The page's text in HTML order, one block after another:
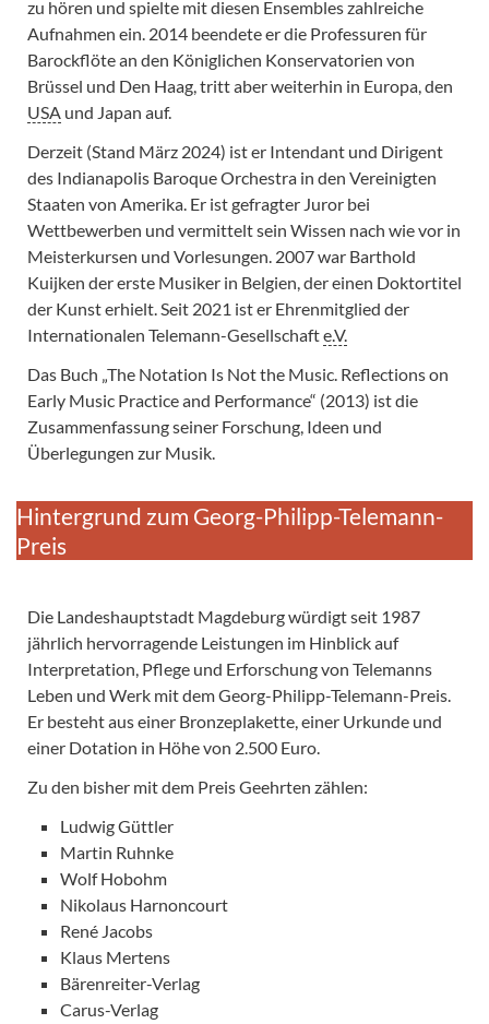
zu hören und spielte mit diesen Ensembles zahlreiche
Aufnahmen ein. 2014 beendete er die Professuren für
Barockflöte an den Königlichen Konservatorien von
Brüssel und Den Haag, tritt aber weiterhin in Europa, den
USA und Japan auf.
Derzeit (Stand März 2024) ist er Intendant und Dirigent
des Indianapolis Baroque Orchestra in den Vereinigten
Staaten von Amerika. Er ist gefragter Juror bei
Wettbewerben und vermittelt sein Wissen nach wie vor in
Meisterkursen und Vorlesungen. 2007 war Barthold
Kuijken der erste Musiker in Belgien, der einen Doktortitel
der Kunst erhielt. Seit 2021 ist er Ehrenmitglied der
Internationalen Telemann-Gesellschafte.V.
Das Buch „The Notation Is Not the Music. Reflections on
Early Music Practice and Performance“ (2013) ist die
Zusammenfassung seiner Forschung, Ideen und
Überlegungen zur Musik.
Hintergrund zum Georg-Philipp-Telemann-
Preis
Die Landeshauptstadt Magdeburg würdigt seit 1987
jährlich hervorragende Leistungen im Hinblick auf
Interpretation, Pflege und Erforschung von Telemanns
Leben und Werk mit dem Georg-Philipp-Telemann-Preis.
Er besteht aus einer Bronzeplakette, einer Urkunde und
einer Dotation in Höhe von 2.500 Euro.
Zu den bisher mit dem Preis Geehrten zählen:
Ludwig Güttler
Martin Ruhnke
Wolf Hobohm
Nikolaus Harnoncourt
René Jacobs
Klaus Mertens
Bärenreiter-Verlag
Carus-Verlag